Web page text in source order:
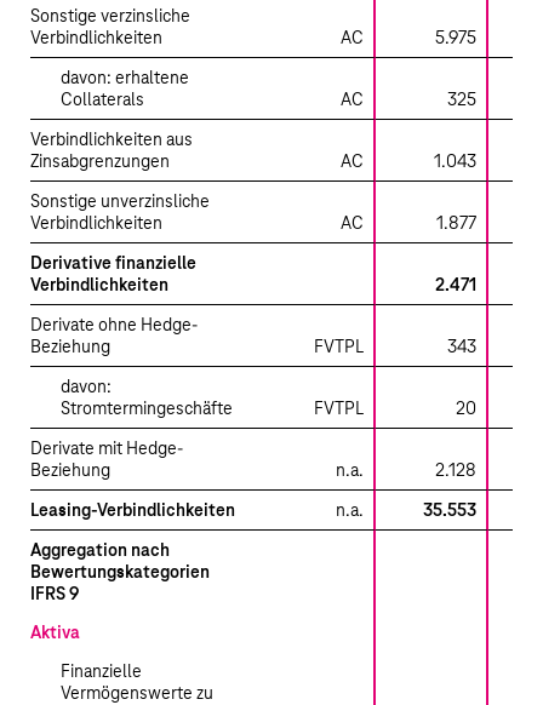
Sonstige verzinsliche
Verbindlichkeiten
AC 5.975
davon: erhaltene
Collaterals
AC 325
Verbindlichkeiten aus
Zinsabgrenzungen
AC 1.043
Sonstige unverzinsliche
Verbindlichkeiten
AC 1.877
Derivative finanzielle
Verbindlichkeiten
2.471
Derivate ohne Hedge-
Beziehung
FVTPL 343
davon:
Stromtermingeschäfte
FVTPL 20
Derivate mit Hedge-
Beziehung
n.a. 2.128
Leasing-Verbindlichkeiten n.a. 35.553
Aggregation nach
Bewertungskategorien
IFRS 9
Aktiva
Finanzielle
Vermögenswerte zu